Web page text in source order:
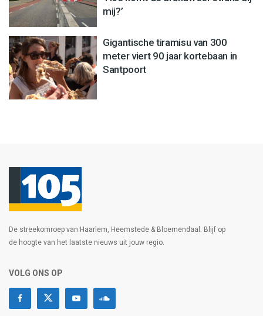
mij?’
Gigantische tiramisu van 300
meter viert 90 jaar kortebaan in
Santpoort
De streekomroep van Haarlem, Heemstede & Bloemendaal. Blijf op
de hoogte van het laatste nieuws uit jouw regio.
VOLG ONS OP